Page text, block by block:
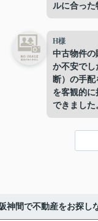
ルに合った
H様
中古物件の
か不安でし
断）の手
を客観的
できました
神間で不動産をお探し